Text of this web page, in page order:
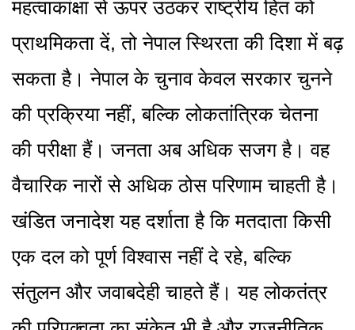
महत्वाकांक्षा से ऊपर उठकर राष्ट्रीय हित को
प्राथमिकता दें, तो नेपाल स्थिरता की दिशा में बढ़
सकता है। नेपाल के चुनाव केवल सरकार चुनने
की प्रक्रिया नहीं, बल्कि लोकतांत्रिक चेतना
की परीक्षा हैं। जनता अब अधिक सजग है। वह
वैचारिक नारों से अधिक ठोस परिणाम चाहती है।
खंडित जनादेश यह दर्शाता है कि मतदाता किसी
एक दल को पूर्ण विश्वास नहीं दे रहे, बल्कि
संतुलन और जवाबदेही चाहते हैं। यह लोकतंत्र